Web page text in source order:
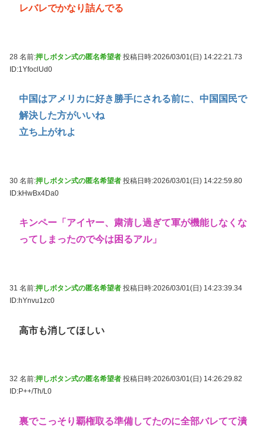
レバレでかなり詰んでる
28 名前:押しボタン式の匿名希望者 投稿日時:2026/03/01(日) 14:22:21.73
ID:1YfoclUd0
中国はアメリカに好き勝手にされる前に、中国国民で
解決した方がいいね
立ち上がれよ
30 名前:押しボタン式の匿名希望者 投稿日時:2026/03/01(日) 14:22:59.80
ID:kHwBx4Da0
キンペー「アイヤー、粛清し過ぎて軍が機能しなくな
ってしまったので今は困るアル」
31 名前:押しボタン式の匿名希望者 投稿日時:2026/03/01(日) 14:23:39.34
ID:hYnvu1zc0
高市も消してほしい
32 名前:押しボタン式の匿名希望者 投稿日時:2026/03/01(日) 14:26:29.82
ID:P++/Th/L0
裏でこっそり覇権取る準備してたのに全部バレてて潰